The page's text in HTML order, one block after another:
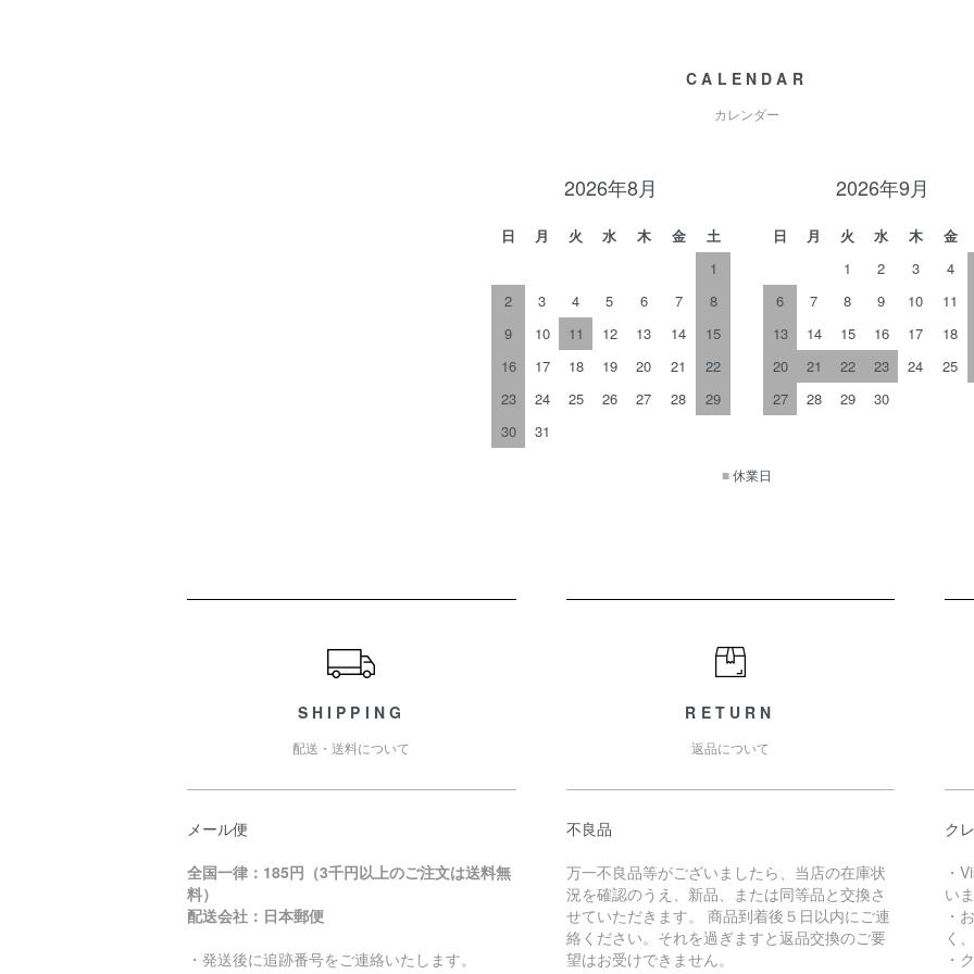
CALENDAR
カレンダー
2026年8月
日 月 火 水 木 金
土
1
2
3 4 5 6 7
8
9
10 11 12 13 14
15
16
17 18 19 20 21
22
23
24 25 26 27 28
29
30
31
2026年9月
日 月 火 水 木 金
1
2 3 4
6
7 8 9 10 11
13
14 15 16 17 18
20
21 22 23 24 25
27
28 29 30
■休業日
SHIPPING
配送・送料について
メール便
全国一律：185円（3千円以上のご注文は送料無
料）
配送会社：日本郵便
・発送後に追跡番号をご連絡いたします。
RETURN
返品について
不良品
万一不良品等がございましたら、当店の在庫状
況を確認のうえ、新品、または同等品と交換さ
せていただきます。 商品到着後５日以内にご連
絡ください。それを過ぎますと返品交換のご要
望はお受けできません。
ク
・
い
・
く
・